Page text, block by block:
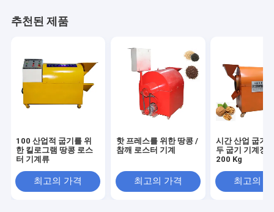
추천된 제품
100 산업적 굽기를 위
한 킬로그램 땅콩 로스
터 기계류
최고의 가격
핫 프레스를 위한 땅콩 /
참깨 로스터 기계
최고의 가격
시간 산업 굽기
두 굽기 기계장
200 Kg
최고의